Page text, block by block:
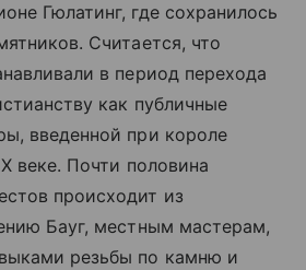
Гюлатинг, где сохранилось
Считается, что
в период перехода
как публичные
введенной при короле
веке. Почти половина
происходит из
Бауг, местным мастерам,
резьбы по камню и